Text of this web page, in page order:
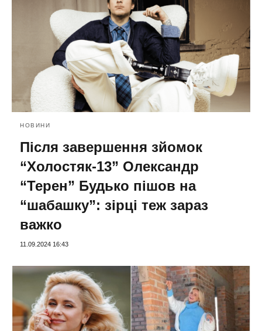
НОВИНИ
Після завершення зйомок
“Холостяк-13” Олександр
“Терен” Будько пішов на
“шабашку”: зірці теж зараз
важко
11.09.2024 16:43